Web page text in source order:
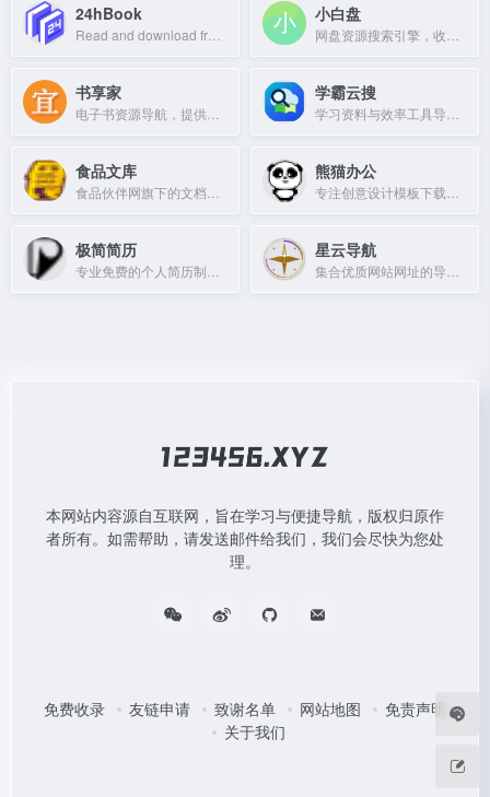
24hBook 小白盘
书享家 学霸云搜
食品文库 熊猫办公
极简简历 星云导航
本网站内容源自互联网，旨在学习与便捷导航，版权归原作
者所有。如需帮助，请发送邮件给我们，我们会尽快为您处
理。
免费收录 友链申请 致谢名单 网站地图
免责声明
关于我们